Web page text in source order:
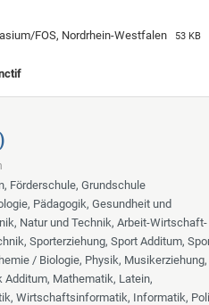
FOS, Nordrhein-Westfalen 53 KB
Förderschule, Grundschule
Pädagogik, Gesundheit und
Natur und Technik, Arbeit-Wirtschaft-
Sporterziehung, Sport Additum,
/ Biologie, Physik, Musikerziehung,
Mathematik, Latein,
Wirtschaftsinformatik, Informatik,